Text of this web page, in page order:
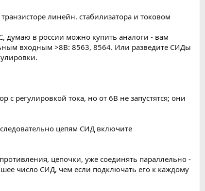
линейн. стабилизатора и токовом
думаю в россии можно купить аналоги - вам
входным >8В: 8563, 8564. Или разведите СИДы
регулировкой тока, но от 6В не запустятся; они
цепям СИД включите
цепочки, уже соединять параллельно -
число СИД, чем если подключать его к каждому